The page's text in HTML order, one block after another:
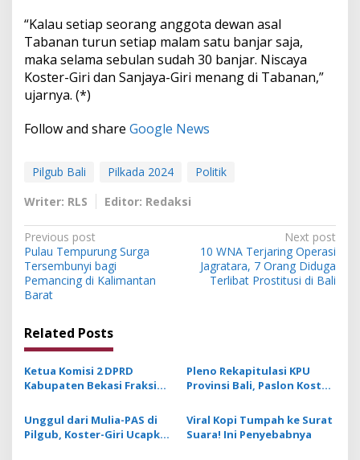
“Kalau setiap seorang anggota dewan asal
Tabanan turun setiap malam satu banjar saja,
maka selama sebulan sudah 30 banjar. Niscaya
Koster-Giri dan Sanjaya-Giri menang di Tabanan,”
ujarnya. (*)
Follow and share Google News
Pilgub Bali Pilkada 2024
Politik
Writer: RLS
Editor: Redaksi
P
o
s
t
n
a
v
i
g
a
Previous post
Pulau Tempurung Surga
Tersembunyi bagi
Pemancing di Kalimantan
Barat
Next post
10 WNA Terjaring Operasi
Jagratara, 7 Orang Diduga
Terlibat Prostitusi di Bali
Related Posts
Ketua Komisi 2 DPRD
Kabupaten Bekasi Fraksi
Fokus Utama
Pembangunan
Pleno Rekapitulasi KPU
Provinsi Bali, Paslon Koster
dan Mulia Pas 886.251
Unggul dari Mulia-PAS di
Pilgub, Koster-Giri Ucapkan
Viral Kopi Tumpah ke Surat
Suara! Ini Penyebabnya